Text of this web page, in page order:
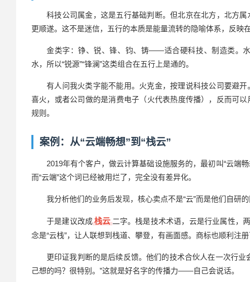
科技公司属金，这是五行基础判断。但北京在北方，北方
更顺遂。这不是迷信，五行的本质是能量流转的隐喻体系，反映
金类字：铮、锐、锋、钧、铸——适合硬科技、制造类。
水，所以“锐源”“锋澜”这类组合在五行上是通的。
有人问我火类字能不能用。火克金，按理说科技公司要避
喜火，或者公司做的是消费电子（火代表热度传播），反而可以
规则。
案例：从“云端畅想”到“栈云”
2019年有个客户，做云计算基础设施服务的，最初叫“云端
而“云端”这个词已经被用烂了，完全没有差异化。
我分析他们的业务后发现，核心卖点不是“云”而是他们自研
于是建议改成栈云二字。栈是技术术语，云是行业属性，
念是“云栈”，让人联想到栈道、攀登，有画面感。商标也顺利注册
更印证我判断的是后续反馈。他们的技术合伙人在一次行
己想的吗？很特别。”这就是好名字的传播力——自己会说话。